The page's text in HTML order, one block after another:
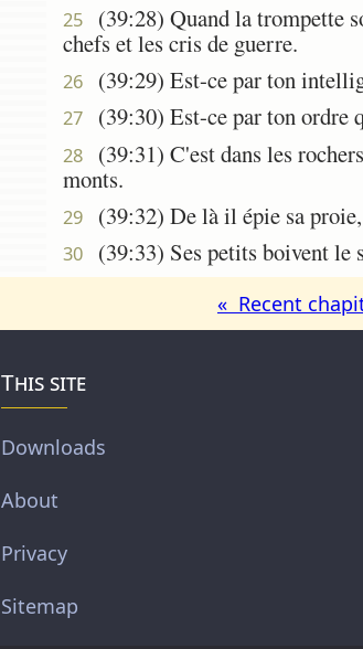
25
(39:28) Quand la trompette
chefs et les cris de guerre.
26 (39:29) Est-ce par ton
27 (39:30) Est-ce par ton ordre
28
(39:31) C'est dans les
monts.
29 (39:32) De là il épie sa
30 (39:33) Ses petits boivent le
« Recent
This site
Downloads
About
Privacy
Sitemap